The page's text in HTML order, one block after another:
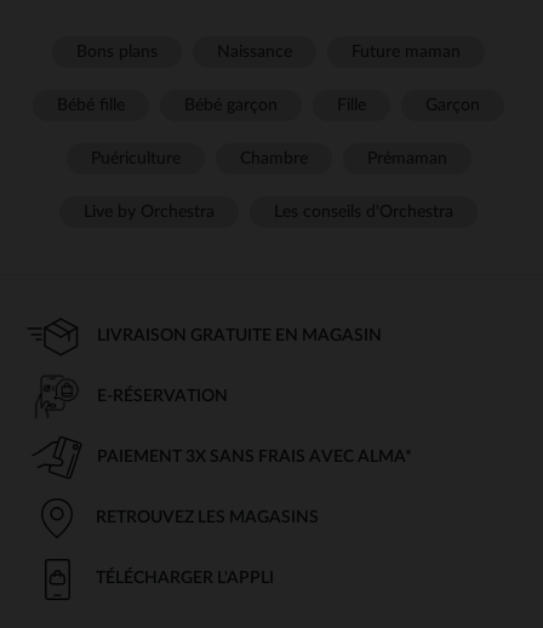
LIVRAISON GRATUITE EN MAGASIN
E-RÉSERVATION
PAIEMENT 3X SANS FRAIS AVEC ALMA*
RETROUVEZ LES MAGASINS
TÉLÉCHARGER L'APPLI